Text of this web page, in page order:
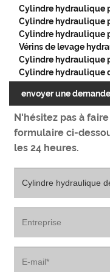
Cylindre hydraulique
Cylindre hydraulique
Cylindre hydraulique
Vérins de levage
Cylindre hydraulique
Cylindre hydraulique
envoyer une demande
N'hésitez pas à
formulaire ci-
les 24 heures.